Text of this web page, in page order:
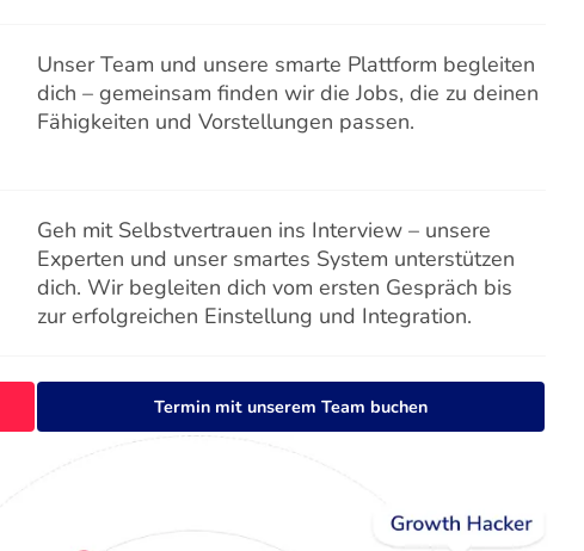
Unser Team und unsere smarte Plattform begleiten
dich – gemeinsam finden wir die Jobs, die zu deinen
Fähigkeiten und Vorstellungen passen.
Geh mit Selbstvertrauen ins Interview – unsere
Experten und unser smartes System unterstützen
dich. Wir begleiten dich vom ersten Gespräch bis
zur erfolgreichen Einstellung und Integration.
Termin mit unserem Team buchen